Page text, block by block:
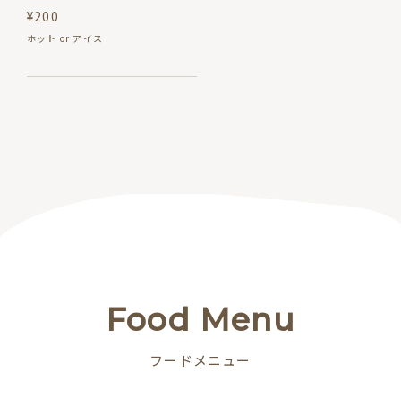
¥200
ホット or アイス
Food Menu
フードメニュー